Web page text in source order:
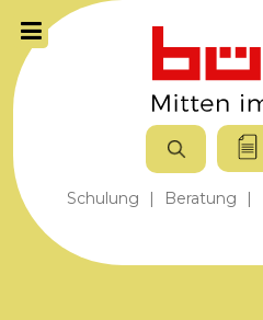
Schulung | Beratung |